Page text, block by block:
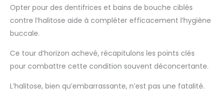
Opter pour des dentifrices et bains de bouche ciblés
contre l’halitose aide à compléter efficacement l’hygiène
buccale.
Ce tour d’horizon achevé, récapitulons les points clés
pour combattre cette condition souvent déconcertante.
L’halitose, bien qu’embarrassante, n’est pas une fatalité.